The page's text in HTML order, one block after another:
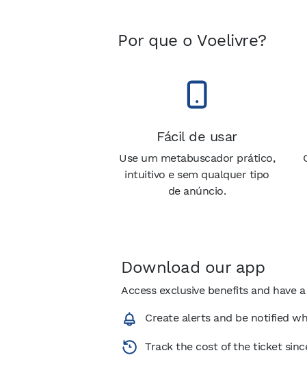
Por que o Voelivre?
Fácil de usar
Use um metabuscador prático,
intuitivo e sem qualquer tipo
de anúncio.
Download our app
Access exclusive benefits and have
Create alerts and be notified
Track the cost of the ticket